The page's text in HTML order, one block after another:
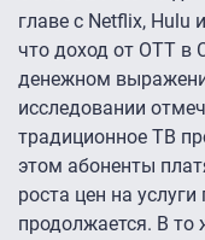
главе с Netflix, Hulu
что доход от OTT
денежном
исследовании
традиционное ТВ
этом абоненты
роста цен на
продолжается. В